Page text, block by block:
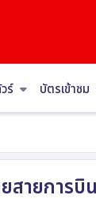
ร์ บัตรเข้าชม
สายการบิ